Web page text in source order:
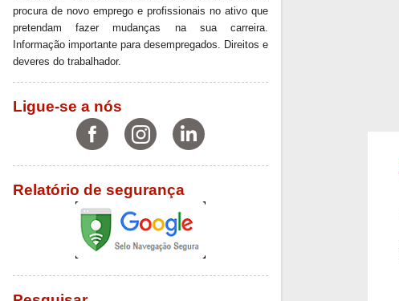
procura de novo emprego e profissionais no ativo que
pretendam fazer mudanças na sua carreira.
Informação importante para desempregados. Direitos e
deveres do trabalhador.
Ligue-se a nós
Relatório de segurança